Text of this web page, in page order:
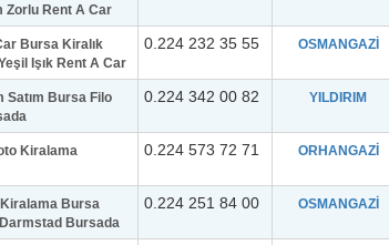
Zorlu Rent A Car
Bursa Kiralık
Işık Rent A Car
0.224 232 35 55 OSMANGAZİ
Satım Bursa Filo
0.224 342 00 82 YILDIRIM
Kiralama
0.224 573 72 71 ORHANGAZİ
Bursa
Bursada
0.224 251 84 00 OSMANGAZİ